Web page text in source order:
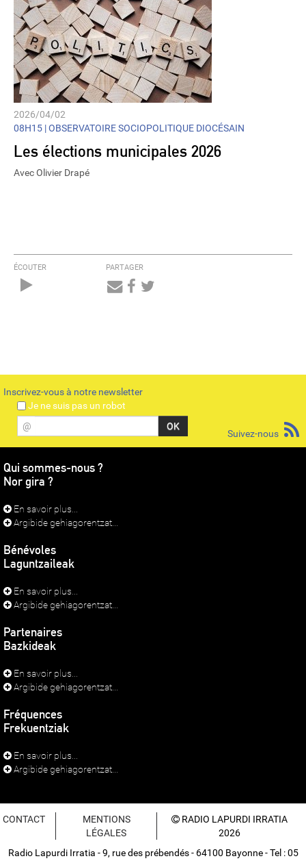
2026/04/02
08H15 |OBSERVATOIRE SOCIOPOLITIQUE DIOCÉSAIN
Les élections municipales 2026
Avec Olivier Drapé
ÉCOUTER PARTAGER
Inscrivez-vous à notre newsletter
Je ne suis pas un robot
@
Suivez-nous
Qui sommes-nous ?
Nor gira ?
En savoir plus...
Argibide gehiagorentzat...
Bénévoles
Laguntzaileak
En savoir plus...
Argibide gehiagorentzat...
Partenaires
Bazkideak
En savoir plus...
Argibide gehiagorentzat...
Fréquences
Frekuentziak
En savoir plus...
Argibide gehiagorentzat...
CONTACT
MENTIONS
LÉGALES
RADIO LAPURDI IRRATIA
2026
Radio Lapurdi Irratia - 9, rue des prébendés - 64100 Bayonne - Tel : 05